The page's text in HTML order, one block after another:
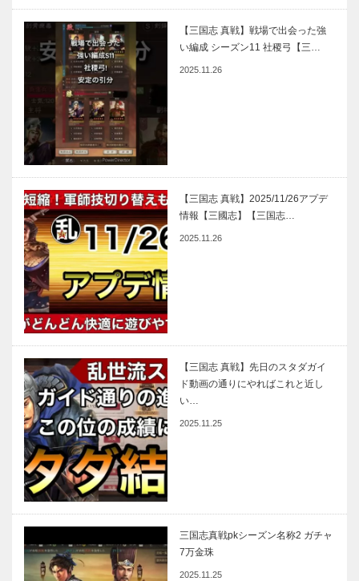
【三国志 真戦】戦場で出会った強
い編成 シーズン11 社稷弓【三…
2025.11.26
【三国志 真戦】2025/11/26アプデ
情報【三國志】【三国志…
2025.11.26
【三国志 真戦】先日のスタダガイ
ド動画の通りにやればこれと近し
い…
2025.11.25
三国志真戦pkシーズン名称2 ガチャ
7万金珠
2025.11.25